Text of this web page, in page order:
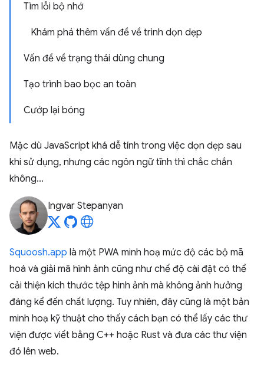
Tìm lỗi bộ nhớ
Khám phá thêm vấn đề về trình dọn dẹp
Vấn đề về trạng thái dùng chung
Tạo trình bao bọc an toàn
Cướp lại bóng
Mặc dù JavaScript khá dễ tính trong việc dọn dẹp sau
khi sử dụng, nhưng các ngôn ngữ tĩnh thì chắc chắn
không…
Ingvar Stepanyan
Squoosh.app là một PWA minh hoạ mức độ các bộ mã
hoá và giải mã hình ảnh cũng như chế độ cài đặt có thể
cải thiện kích thước tệp hình ảnh mà không ảnh hưởng
đáng kể đến chất lượng. Tuy nhiên, đây cũng là một bản
minh hoạ kỹ thuật cho thấy cách bạn có thể lấy các thư
viện được viết bằng C++ hoặc Rust và đưa các thư viện
đó lên web.